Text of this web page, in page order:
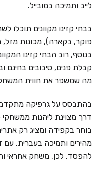
לייב ותמיכה במובייל.
בבתי קזינו מקוונים
פוקר, בקארה), מכונות מזל,
בנוסף, רוב הבתי קזינו
קבלת פנים, סיבובים בחינם
מה שמשפר את חווית
בהתבסס על גרפיקה מתקדמת
בוחר בקפידה ומציג רק
מהירים ותמיכה בעברית. עם
להפסד. לכן, משחק אחראי